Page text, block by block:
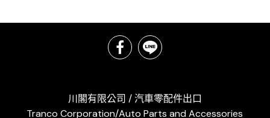
川閣有限公司 / 汽車零配件出口
Tranco Corporation/Auto Parts and Accessories